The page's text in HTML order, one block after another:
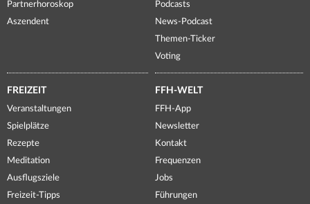
Partnerhoroskop
Aszendent
Podcasts
News-Podcast
Themen-Ticker
Voting
FREIZEIT
Veranstaltungen
Spielplätze
Rezepte
Meditation
Ausflugsziele
Freizeit-Tipps
FFH-WELT
FFH-App
Newsletter
Kontakt
Frequenzen
Jobs
Führungen